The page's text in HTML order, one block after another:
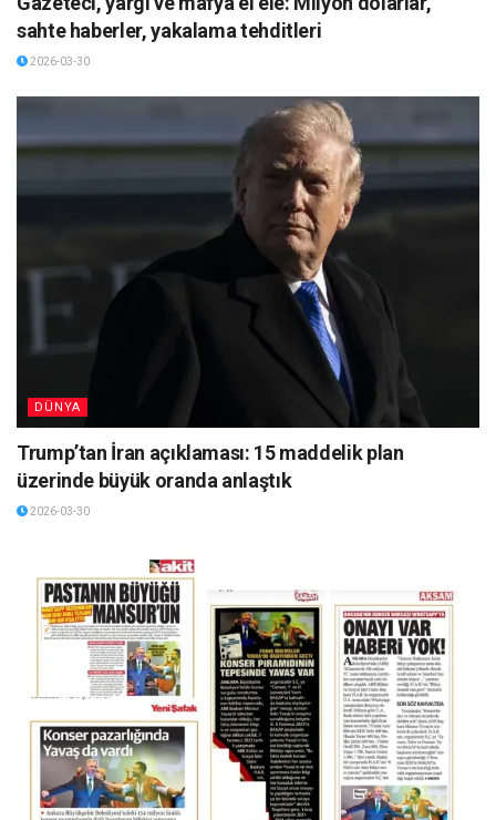
sahte haberler, yakalama tehditleri
2026-03-30
DÜNYA
Trump’tan İran açıklaması: 15 maddelik plan
üzerinde büyük oranda anlaştık
2026-03-30